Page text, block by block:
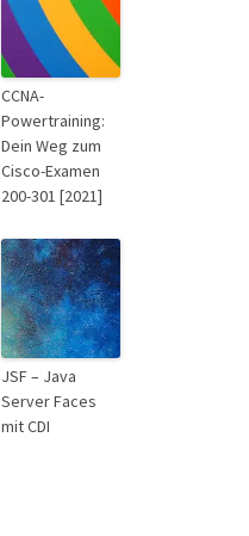
CCNA-
Powertraining:
Dein Weg zum
Cisco-Examen
200-301 [2021]
JSF – Java
Server Faces
mit CDI